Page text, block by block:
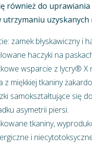
również do
utrzymaniu
zamek błyskawiczny i
haczyki na
wsparcie z lycry® X
z miękkiej tkaniny
samokształtujące się
asymetrii piersi.
tkaniny,
i